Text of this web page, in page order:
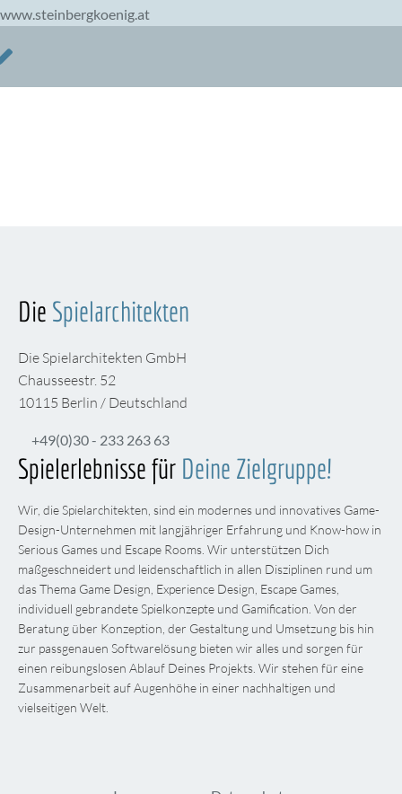
www.steinbergkoenig.at
Die Spielarchitekten
Die Spielarchitekten GmbH
Chausseestr. 52
10115 Berlin / Deutschland
+49(0)30 - 233 263 63
Spielerlebnisse für Deine Zielgruppe!
Wir, die Spielarchitekten, sind ein modernes und innovatives Game-
Design-Unternehmen mit langjähriger Erfahrung und Know-how in
Serious Games und Escape Rooms. Wir unterstützen Dich
maßgeschneidert und leidenschaftlich in allen Disziplinen rund um
das Thema Game Design, Experience Design, Escape Games,
individuell gebrandete Spielkonzepte und Gamification. Von der
Beratung über Konzeption, der Gestaltung und Umsetzung bis hin
zur passgenauen Softwarelösung bieten wir alles und sorgen für
einen reibungslosen Ablauf Deines Projekts. Wir stehen für eine
Zusammenarbeit auf Augenhöhe in einer nachhaltigen und
vielseitigen Welt.